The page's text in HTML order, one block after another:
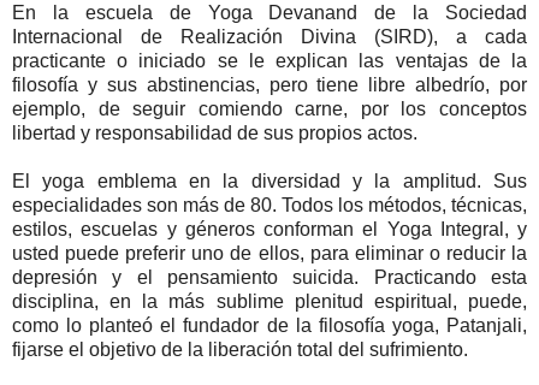
En la escuela de Yoga Devanand de la Sociedad
Internacional de Realización Divina (SIRD), a cada
practicante o iniciado se le explican las ventajas de la
filosofía y sus abstinencias, pero tiene libre albedrío, por
ejemplo, de seguir comiendo carne, por los conceptos
libertad y responsabilidad de sus propios actos.
El yoga emblema en la diversidad y la amplitud. Sus
especialidades son más de 80. Todos los métodos, técnicas,
estilos, escuelas y géneros conforman el Yoga Integral, y
usted puede preferir uno de ellos, para eliminar o reducir la
depresión y el pensamiento suicida. Practicando esta
disciplina, en la más sublime plenitud espiritual, puede,
como lo planteó el fundador de la filosofía yoga, Patanjali,
fijarse el objetivo de la liberación total del sufrimiento.